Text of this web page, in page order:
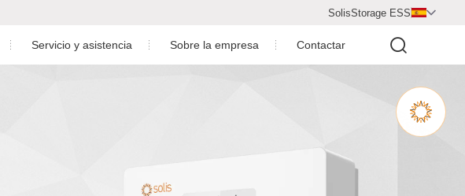
SolisStorage ESS

Servicio y asistencia Sobre la empresa Contactar